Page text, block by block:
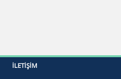
İLETIŞIM